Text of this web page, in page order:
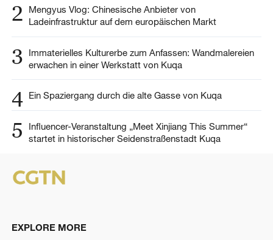
2
Mengyus Vlog: Chinesische Anbieter von
Ladeinfrastruktur auf dem europäischen Markt
3
Immaterielles Kulturerbe zum Anfassen: Wandmalereien
erwachen in einer Werkstatt von Kuqa
4 Ein Spaziergang durch die alte Gasse von Kuqa
5
Influencer-Veranstaltung „Meet Xinjiang This Summer“
startet in historischer Seidenstraßenstadt Kuqa
EXPLORE MORE